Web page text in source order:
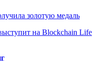
золотую медаль
на Blockchain Life